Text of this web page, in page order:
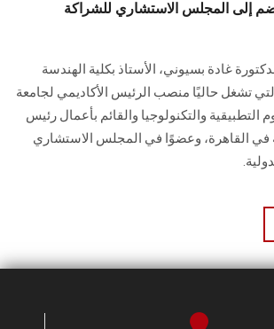
الزائـرون
سجل الان
إلى المجلس الاستشاري للشراكة
غادة بسيوني، الأستاذ بكلية الهندسة
تشغل حاليًا منصب الرئيس الأكاديمي لجامعة
والتكنولوجيا والقائم بأعمال رئيس
في القاهرة، وعضوًا في المجلس الاستشاري